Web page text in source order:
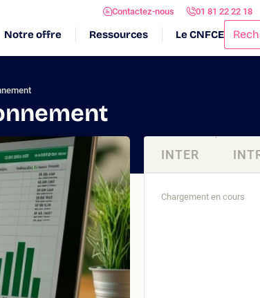
Contactez-nous 01 81 22 22 18
Notre offre Ressources Le CNFCE
INTER